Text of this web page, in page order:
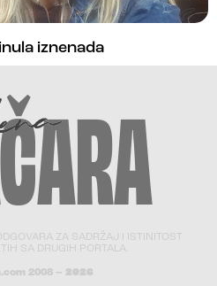
iznenada
ZA SADRŽAJ I ISTINITOST
SA DRUGIH PORTALA.
2008 – 2026